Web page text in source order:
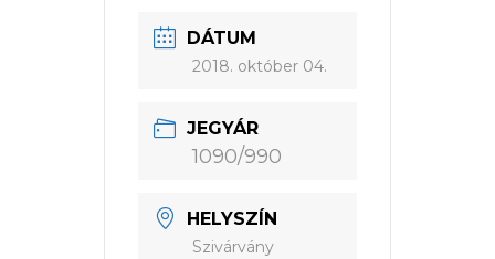
DÁTUM
2018. október 04.
JEGYÁR
1090/990
HELYSZÍN
Szivárvány